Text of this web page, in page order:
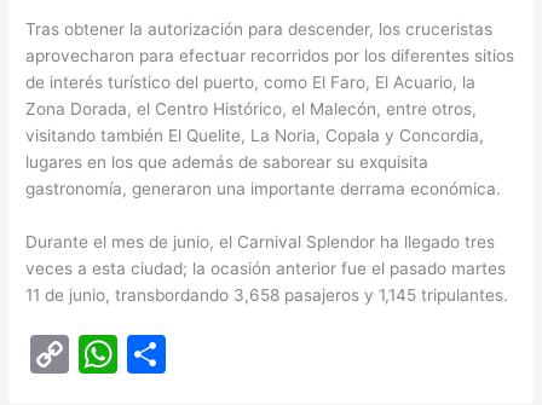
Tras obtener la autorización para descender, los cruceristas
aprovecharon para efectuar recorridos por los diferentes sitios
de interés turístico del puerto, como El Faro, El Acuario, la
Zona Dorada, el Centro Histórico, el Malecón, entre otros,
visitando también El Quelite, La Noria, Copala y Concordia,
lugares en los que además de saborear su exquisita
gastronomía, generaron una importante derrama económica.
Durante el mes de junio, el Carnival Splendor ha llegado tres
veces a esta ciudad; la ocasión anterior fue el pasado martes
11 de junio, transbordando 3,658 pasajeros y 1,145 tripulantes.
C
W